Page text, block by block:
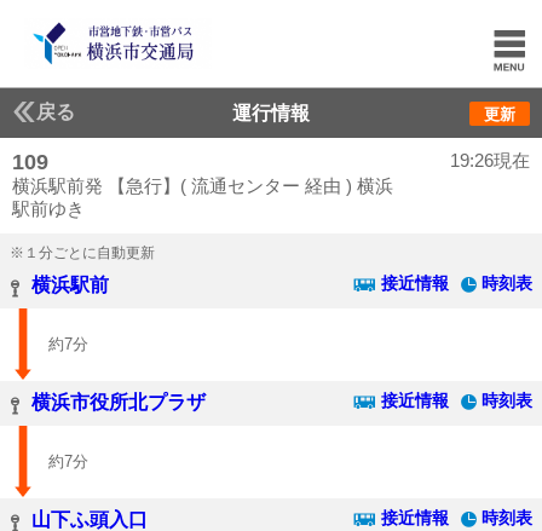
戻る 運行情報 更新
109
横浜駅前発 【急行】( 流通センター 経由 ) 横浜
駅前ゆき
19:26現在
※１分ごとに自動更新
横浜駅前 接近情報 時刻表
約7分
横浜市役所北プラザ 接近情報 時刻表
約7分
山下ふ頭入口 接近情報 時刻表